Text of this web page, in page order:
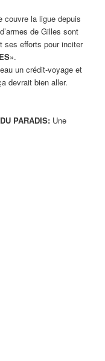
couvre la ligue depuis
de Gilles sont
ses efforts pour inciter
».
un crédit-voyage et
devrait bien aller.
PARADIS: Une